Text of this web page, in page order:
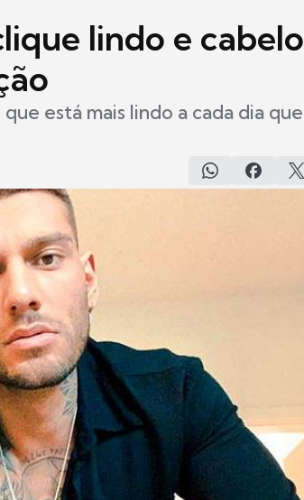
lindo e cabelo
está mais lindo a cada dia que